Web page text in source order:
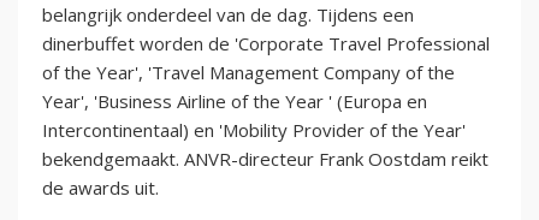
belangrijk onderdeel van de dag. Tijdens een
dinerbuffet worden de 'Corporate Travel Professional
of the Year', 'Travel Management Company of the
Year', 'Business Airline of the Year ' (Europa en
Intercontinentaal) en 'Mobility Provider of the Year'
bekendgemaakt. ANVR-directeur Frank Oostdam reikt
de awards uit.